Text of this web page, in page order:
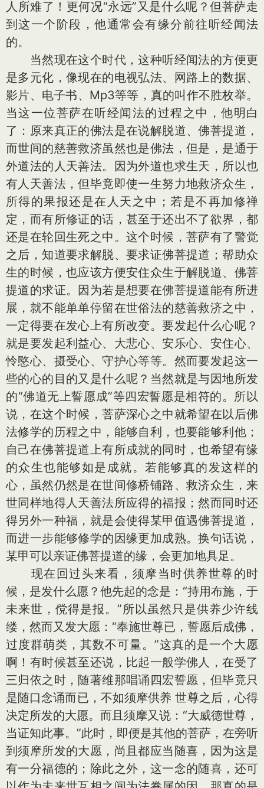
人所难了！更何况“永远”又是什么呢？但菩萨走
到这一个阶段，他通常会有缘分前往听经闻法
的。
当然现在这个时代，这种听经闻法的方便更
是多元化，像现在的电视弘法、网路上的数据、
影片、电子书、Mp3等等，真的叫作不胜枚举。
当这一位菩萨在听经闻法的过程之中，他明白
了：原来真正的佛法是在说解脱道、佛菩提道，
而世间的慈善救济虽然也是佛法，但是，是通于
外道法的人天善法。因为外道也求生天，所以也
有人天善法，但毕竟即使一生努力地救济众生，
所得的果报还是在人天之中；若是不再加修禅
定，而有所修证的话，甚至于还出不了欲界，都
还是在轮回生死之中。这个时候，菩萨有了警觉
之后，知道要求解脱、要求证佛菩提道；帮助众
生的时候，也应该方便安住众生于解脱道、佛菩
提道的求证。因为若是想要在佛菩提道能有所进
展，就不能单单停留在世俗法的慈善救济之中，
一定得要在发心上有所改变。要发起什么心呢？
就是要发起利益心、大悲心、安乐心、安住心、
怜愍心、摄受心、守护心等等。然而要发起这一
些的心的目的又是什么呢？当然就是与因地所发
的“佛道无上誓愿成”等四宏誓愿是相符的。所以
说，在这个时候，菩萨深心之中就希望在以后佛
法修学的历程之中，能够自利，也要能够利他；
自己在佛菩提道上有所成就的同时，也希望有缘
的众生也能够如是成就。若能够真的发这样的
心，虽然仍然是在世间修桥铺路、救济众生，来
世同样地得人天善法所应得的福报；然而同时还
得另外一种福，就是会使得某甲值遇佛菩提道，
而进一步能够修学的因缘更加成熟。换句话说，
某甲可以亲证佛菩提道的缘，会更加地具足。
现在回过头来看，须摩当时供养世尊的时
候，是发什么愿？他先起的念是：“持用布施，于
未来世，傥得是报。”所以虽然只是供养少许线
缕，然而又发大愿：“奉施世尊已，誓愿后成佛，
过度群萌类，其数不可量。”这真的是一个大愿
啊！有时候甚至还说，比起一般学佛人，在受了
三归依之时，随著维那唱诵四宏誓愿，但毕竟只
是随口念诵而已，不如须摩供养 世尊之后，心得
决定所发的大愿。而且须摩又说：“大威德世尊，
当证知此事。”此时，即便是其他的菩萨，在旁听
到须摩所发的大愿，尚且都应当随喜，因为这是
有一分福德的；除此之外，这一念的随喜，还可